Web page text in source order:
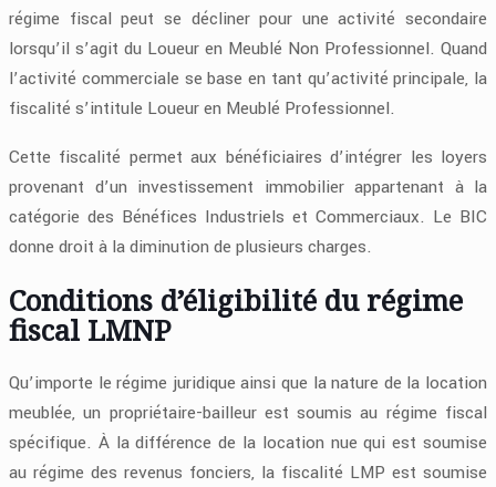
régime fiscal peut se décliner pour une activité secondaire
lorsqu’il s’agit du Loueur en Meublé Non Professionnel. Quand
l’activité commerciale se base en tant qu’activité principale, la
fiscalité s’intitule Loueur en Meublé Professionnel.
Cette fiscalité permet aux bénéficiaires d’intégrer les loyers
provenant d’un investissement immobilier appartenant à la
catégorie des Bénéfices Industriels et Commerciaux. Le BIC
donne droit à la diminution de plusieurs charges.
Conditions d’éligibilité du régime
fiscal LMNP
Qu’importe le régime juridique ainsi que la nature de la location
meublée, un propriétaire-bailleur est soumis au régime fiscal
spécifique. À la différence de la location nue qui est soumise
au régime des revenus fonciers, la fiscalité LMP est soumise